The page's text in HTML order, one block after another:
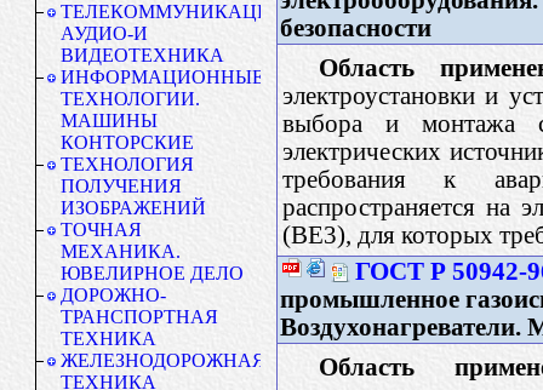
ТЕЛЕКОММУНИКАЦИИ.
АУДИО-И
ВИДЕОТЕХНИКА
ИНФОРМАЦИОННЫЕ
ТЕХНОЛОГИИ.
МАШИНЫ
КОНТОРСКИЕ
ТЕХНОЛОГИЯ
ПОЛУЧЕНИЯ
ИЗОБРАЖЕНИЙ
ТОЧНАЯ
МЕХАНИКА.
ЮВЕЛИРНОЕ ДЕЛО
ДОРОЖНО-
ТРАНСПОРТНАЯ
ТЕХНИКА
ЖЕЛЕЗНОДОРОЖНАЯ
ТЕХНИКА
безопасности
Область
электроустановки и
выбора и монтажа
электрических
требования к
распространяется на
(BE3), для которых
ГОСТ Р 50942-
промышленное
Область